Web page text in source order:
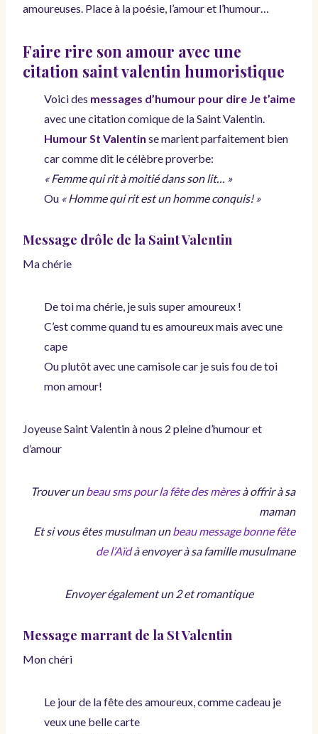
amoureuses. Place à la poésie, l’amour et l’humour…
Faire rire son amour avec une
citation saint valentin humoristique
Voici des messages d’humour pour dire Je t’aime
avec une citation comique de la Saint Valentin.
Humour St Valentin se marient parfaitement bien
car comme dit le célèbre proverbe:
« Femme qui rit à moitié dans son lit… »
Ou « Homme qui rit est un homme conquis! »
Message drôle de la Saint Valentin
Ma chérie
De toi ma chérie, je suis super amoureux !
C’est comme quand tu es amoureux mais avec une
cape
Ou plutôt avec une camisole car je suis fou de toi
mon amour!
Joyeuse Saint Valentin à nous 2 pleine d’humour et
d’amour
Trouver unbeau sms pour la fête des mèresà offrir à sa
maman
Et si vous êtes musulman unbeau message bonne fête
de l’Aïdà envoyer à sa famille musulmane
Envoyer également un 2 et romantique
Message marrant de la St Valentin
Mon chéri
Le jour de la fête des amoureux, comme cadeau je
veux une belle carte